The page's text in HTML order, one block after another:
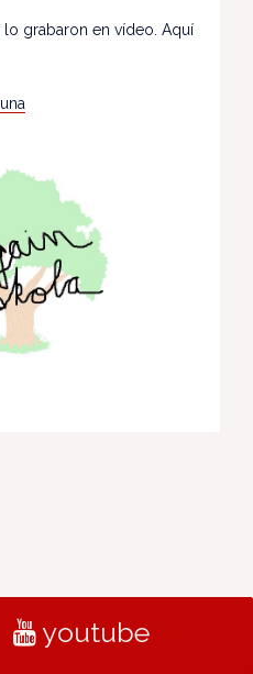
grabaron en vídeo. Aquí
youtube